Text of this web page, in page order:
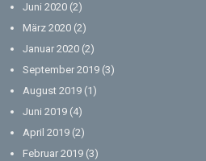
Juni 2020 (2)
März 2020 (2)
Januar 2020 (2)
September 2019 (3)
August 2019 (1)
Juni 2019 (4)
April 2019 (2)
Februar 2019 (3)